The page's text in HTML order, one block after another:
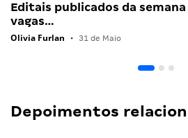
Editais publicados da
vagas…
Olivia Furlan • 31 de Maio
Depoimentos